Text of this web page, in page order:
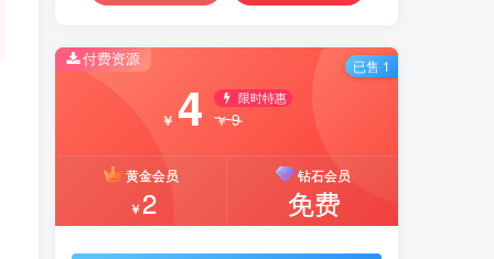
付费资源
￥ 4 限时特惠
￥9
黄金会员
￥2
钻石会员
免费
已售 1